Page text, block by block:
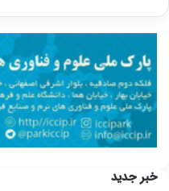
خبر جدید